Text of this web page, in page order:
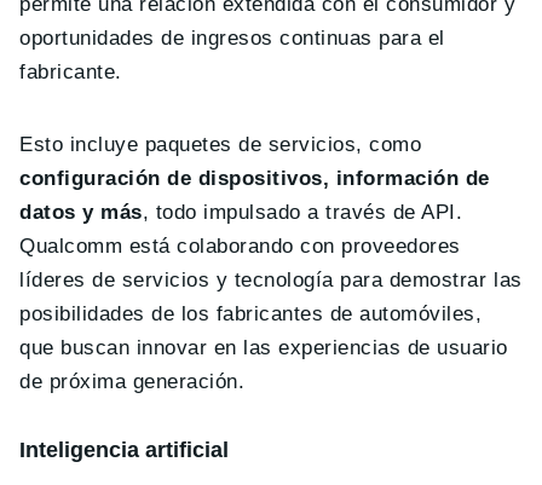
oportunidades de ingresos continuas para el
fabricante.
Esto incluye paquetes de servicios, como
configuración de dispositivos, información de
datos y más, todo impulsado a través de API.
Qualcomm está colaborando con proveedores
líderes de servicios y tecnología para demostrar las
posibilidades de los fabricantes de automóviles,
que buscan innovar en las experiencias de usuario
de próxima generación.
Inteligencia artificial